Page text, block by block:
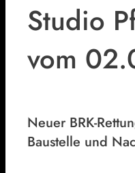
Studio
vom
Neuer BRK-
Baustelle und